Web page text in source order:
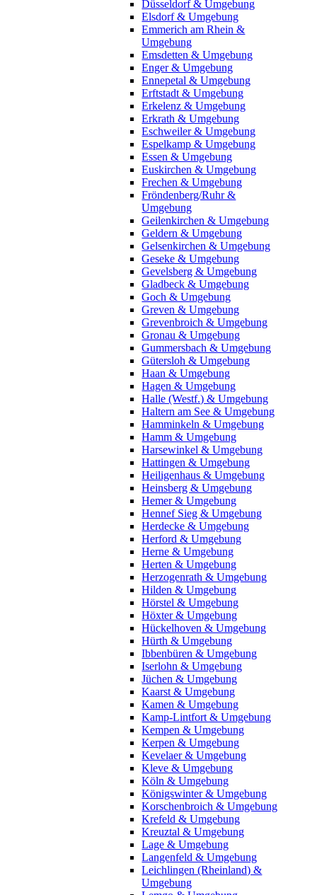
Düsseldorf & Umgebung
Elsdorf & Umgebung
Emmerich am Rhein &
Umgebung
Emsdetten & Umgebung
Enger & Umgebung
Ennepetal & Umgebung
Erftstadt & Umgebung
Erkelenz & Umgebung
Erkrath & Umgebung
Eschweiler & Umgebung
Espelkamp & Umgebung
Essen & Umgebung
Euskirchen & Umgebung
Frechen & Umgebung
Fröndenberg/Ruhr &
Umgebung
Geilenkirchen & Umgebung
Geldern & Umgebung
Gelsenkirchen & Umgebung
Geseke & Umgebung
Gevelsberg & Umgebung
Gladbeck & Umgebung
Goch & Umgebung
Greven & Umgebung
Grevenbroich & Umgebung
Gronau & Umgebung
Gummersbach & Umgebung
Gütersloh & Umgebung
Haan & Umgebung
Hagen & Umgebung
Halle (Westf.) & Umgebung
Haltern am See & Umgebung
Hamminkeln & Umgebung
Hamm & Umgebung
Harsewinkel & Umgebung
Hattingen & Umgebung
Heiligenhaus & Umgebung
Heinsberg & Umgebung
Hemer & Umgebung
Hennef Sieg & Umgebung
Herdecke & Umgebung
Herford & Umgebung
Herne & Umgebung
Herten & Umgebung
Herzogenrath & Umgebung
Hilden & Umgebung
Hörstel & Umgebung
Höxter & Umgebung
Hückelhoven & Umgebung
Hürth & Umgebung
Ibbenbüren & Umgebung
Iserlohn & Umgebung
Jüchen & Umgebung
Kaarst & Umgebung
Kamen & Umgebung
Kamp-Lintfort & Umgebung
Kempen & Umgebung
Kerpen & Umgebung
Kevelaer & Umgebung
Kleve & Umgebung
Köln & Umgebung
Königswinter & Umgebung
Korschenbroich & Umgebung
Krefeld & Umgebung
Kreuztal & Umgebung
Lage & Umgebung
Langenfeld & Umgebung
Leichlingen (Rheinland) &
Umgebung